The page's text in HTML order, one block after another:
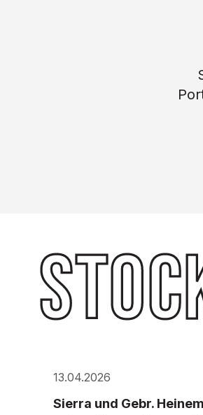
13.04.2026
Sierra und Gebr.